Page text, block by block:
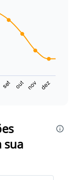
set out nov dez
sua